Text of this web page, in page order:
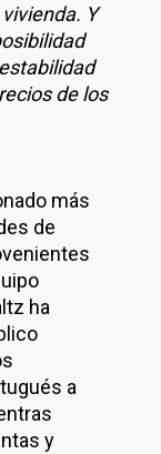
Y
de los
más
de
ha
a
y